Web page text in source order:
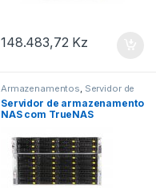
148.483,72 Kz
Armazenamentos, Servidor de
armazenamento NAS
Servidor de armazenamento
NAS com TrueNAS
3,5″ – Supermicro CSE-829U
X10DRU-i+ 19″ 2U 12x 3,5″
LFF 2x Intel XEON E5-2600
v3 v4 + Armazenamento
JBOD Supermicro 19″ 4U